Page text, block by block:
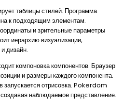
таблицы стилей. Программа
к подходящим элементам.
и зрительные параметры
иерархию визуализации,
дизайн.
компоновка компонентов. Браузер
и размеры каждого компонента.
запускается отрисовка. Pokerdom
наблюдаемое представление.